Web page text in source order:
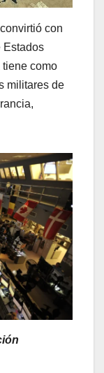
con
Estados
tiene como
militares de